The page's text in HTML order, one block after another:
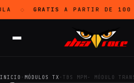
◇ GRATISA PARTIR DE 100
INICIO · MÓDULOS TX · TBS MPM- MÓDULO